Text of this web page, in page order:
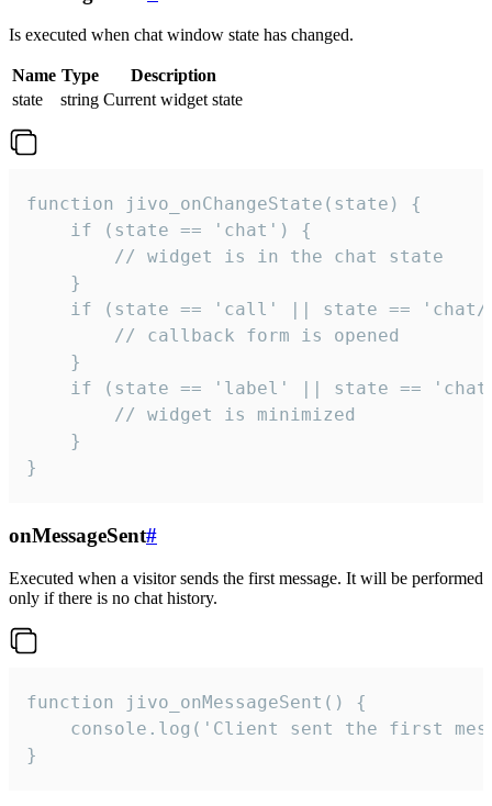
Is executed when chat window state has changed.
Name Type
Description
state
string Current widget state
function jivo_onChangeState(state) {
    if (state == 'chat') {
        // widget is in the chat state
    }
if (state == 'call' || state ==
        // callback form is opened
    }
if (state == 'label' || state ==
        // widget is minimized
    }
}
onMessageSent#
Executed when a visitor sends the first message. It will be performed
only if there is no chat history.
function jivo_onMessageSent() {
console.log('Client sent the first
}